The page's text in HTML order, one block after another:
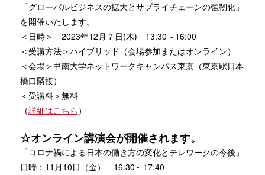
「グローバルビジネスの拡大とサプライチェーンの強靭化」
を開催いたします。
＜日時＞ 2023年12月７日(木) 13:30～16:00
＜受講方法＞ハイブリッド（会場参加またはオンライン）
＜会場＞甲南大学ネットワークキャンパス東京（東京駅日本
橋口隣接）
＜受講料＞無料
（詳細はこちら ）
☆オンライン講演会が開催されます。
「コロナ禍による日本の働き方の変化とテレワークの今後」
日時：11月10日（金） 16:30～17:40